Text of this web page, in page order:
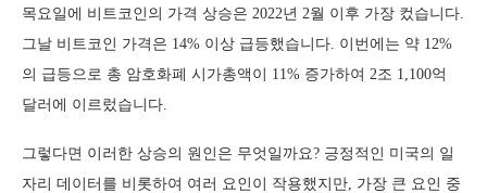
목요일에 비트코인의 가격 상승은 2022년 2월 이후 가장 컸습니다.
그날 비트코인 가격은 14% 이상 급등했습니다. 이번에는 약 12%
의 급등으로 총 암호화폐 시가총액이 11% 증가하여 2조 1,100억
달러에 이르렀습니다.
그렇다면 이러한 상승의 원인은 무엇일까요? 긍정적인 미국의 일
자리 데이터를 비롯하여 여러 요인이 작용했지만, 가장 큰 요인 중